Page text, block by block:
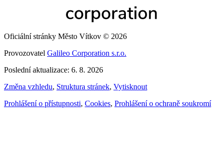
Oficiální stránky Město Vítkov © 2026
Provozovatel Galileo Corporation s.r.o.
Poslední aktualizace: 6. 8. 2026
Změna vzhledu, Struktura stránek, Vytisknout
Prohlášení o přístupnosti, Cookies, Prohlášení o ochraně soukromí